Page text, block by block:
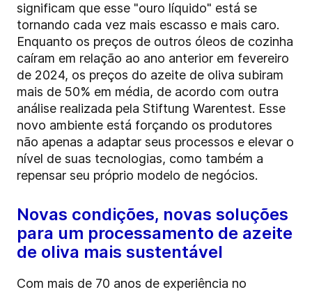
significam que esse "ouro líquido" está se
tornando cada vez mais escasso e mais caro.
Enquanto os preços de outros óleos de cozinha
caíram em relação ao ano anterior em fevereiro
de 2024, os preços do azeite de oliva subiram
mais de 50% em média, de acordo com outra
análise realizada pela Stiftung Warentest. Esse
novo ambiente está forçando os produtores
não apenas a adaptar seus processos e elevar o
nível de suas tecnologias, como também a
repensar seu próprio modelo de negócios.
Novas condições, novas soluções
para um processamento de azeite
de oliva mais sustentável
Com mais de 70 anos de experiência no